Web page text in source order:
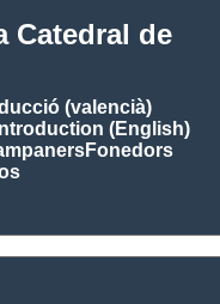
Catedral de
(valencià)
(English)
Fonedors